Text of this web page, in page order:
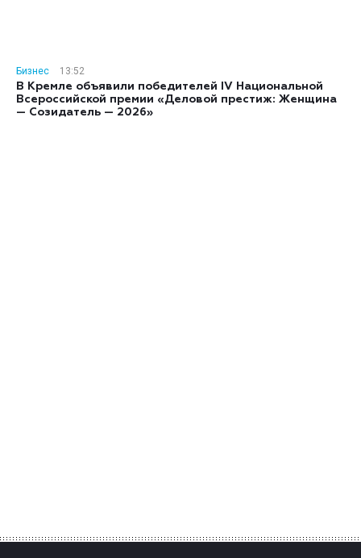
Бизнес
13:52
В Кремле объявили победителей IV Национальной
Всероссийской премии «Деловой престиж: Женщина
— Созидатель — 2026»